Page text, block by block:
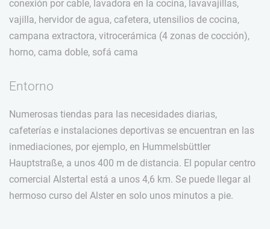
conexión por cable, lavadora en la cocina, lavavajillas,
vajilla, hervidor de agua, cafetera, utensilios de cocina,
campana extractora, vitrocerámica (4 zonas de cocción),
horno, cama doble, sofá cama
Entorno
Numerosas tiendas para las necesidades diarias,
cafeterías e instalaciones deportivas se encuentran en las
inmediaciones, por ejemplo, en Hummelsbüttler
Hauptstraße, a unos 400 m de distancia. El popular centro
comercial Alstertal está a unos 4,6 km. Se puede llegar al
hermoso curso del Alster en solo unos minutos a pie.